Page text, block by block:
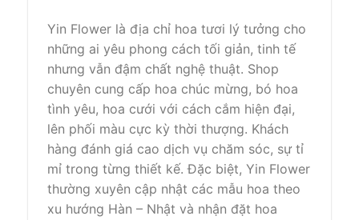
Yin Flower là địa chỉ hoa tươi lý tưởng cho
những ai yêu phong cách tối giản, tinh tế
nhưng vẫn đậm chất nghệ thuật. Shop
chuyên cung cấp hoa chúc mừng, bó hoa
tình yêu, hoa cưới với cách cắm hiện đại,
lên phối màu cực kỳ thời thượng. Khách
hàng đánh giá cao dịch vụ chăm sóc, sự tỉ
mỉ trong từng thiết kế. Đặc biệt, Yin Flower
thường xuyên cập nhật các mẫu hoa theo
xu hướng Hàn – Nhật và nhận đặt hoa